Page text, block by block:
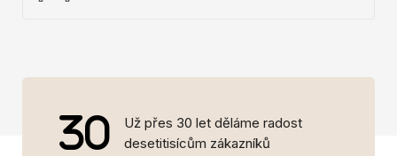
Už přes 30 let děláme radost
desetitisícům zákazníků